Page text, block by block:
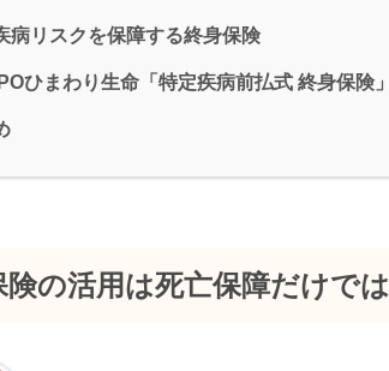
病リスクを保障する終身保険
ひまわり生命「特定疾病前払式 終身保険」
険の活用は死亡保障だけで